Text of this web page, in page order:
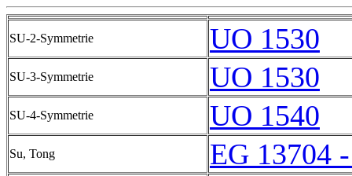
SU-2-Symmetrie UO 1530
SU-3-Symmetrie UO 1530
SU-4-Symmetrie UO 1540
Su, Tong EG 13704